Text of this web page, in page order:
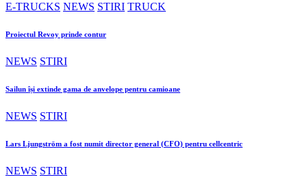
E-TRUCKS NEWS STIRI TRUCK
Proiectul Revoy prinde contur
NEWS STIRI
Sailun își extinde gama de anvelope pentru camioane
NEWS STIRI
Lars Ljungström a fost numit director general (CFO) pentru cellcentric
NEWS STIRI